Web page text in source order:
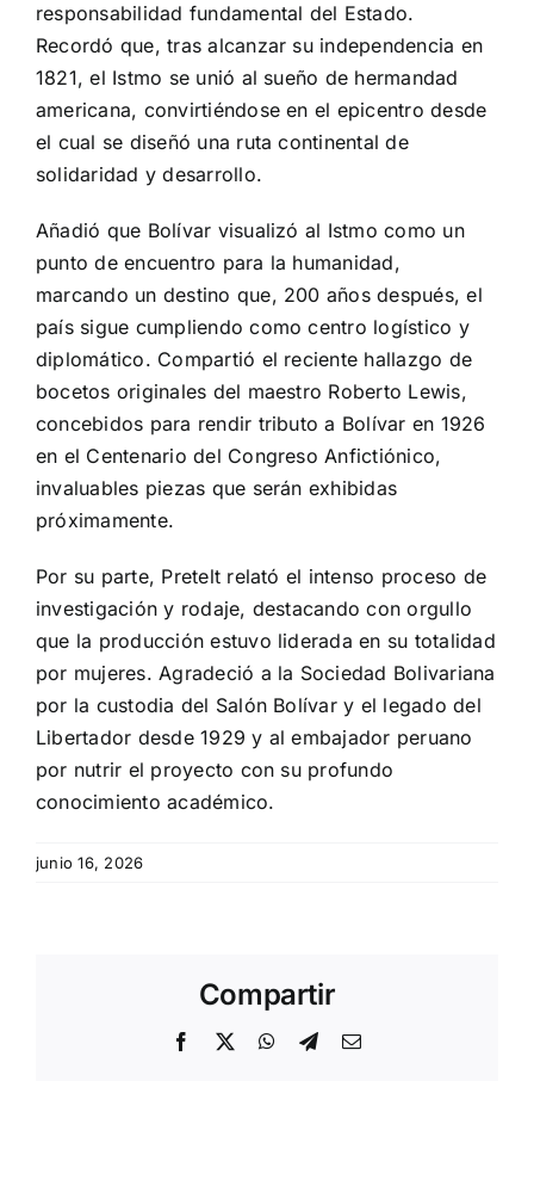
responsabilidad fundamental del Estado.
Recordó que, tras alcanzar su independencia en
1821, el Istmo se unió al sueño de hermandad
americana, convirtiéndose en el epicentro desde
el cual se diseñó una ruta continental de
solidaridad y desarrollo.
Añadió que Bolívar visualizó al Istmo como un
punto de encuentro para la humanidad,
marcando un destino que, 200 años después, el
país sigue cumpliendo como centro logístico y
diplomático. Compartió el reciente hallazgo de
bocetos originales del maestro Roberto Lewis,
concebidos para rendir tributo a Bolívar en 1926
en el Centenario del Congreso Anfictiónico,
invaluables piezas que serán exhibidas
próximamente.
Por su parte, Pretelt relató el intenso proceso de
investigación y rodaje, destacando con orgullo
que la producción estuvo liderada en su totalidad
por mujeres. Agradeció a la Sociedad Bolivariana
por la custodia del Salón Bolívar y el legado del
Libertador desde 1929 y al embajador peruano
por nutrir el proyecto con su profundo
conocimiento académico.
junio 16, 2026
Compartir
Facebook
X WhatsApp
TelegramEmail